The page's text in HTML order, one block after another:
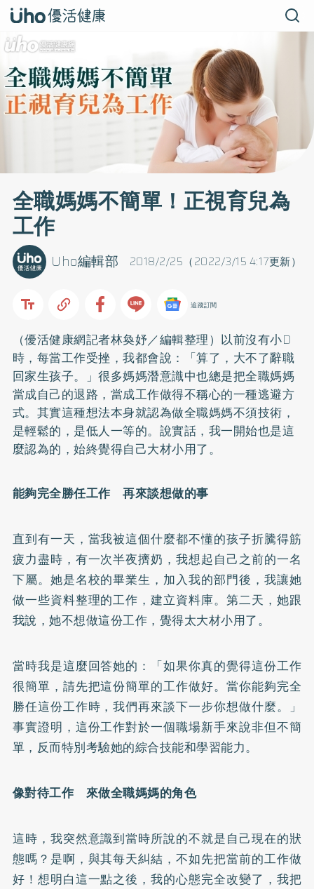
全職媽媽不簡單！正視育兒為
工作
2018/2/25（2022/3/15 4:17更新）
Uho編輯部
追蹤訂閱
（優活健康網記者林奐妤／編輯整理）以前沒有小D
時，每當工作受挫，我都會說：「算了，大不了辭職
回家生孩子。」很多媽媽潛意識中也總是把全職媽媽
當成自己的退路，當成工作做得不稱心的一種逃避方
式。其實這種想法本身就認為做全職媽媽不須技術，
是輕鬆的，是低人一等的。說實話，我一開始也是這
麼認為的，始終覺得自己大材小用了。
能夠完全勝任工作 再來談想做的事
直到有一天，當我被這個什麼都不懂的孩子折騰得筋
疲力盡時，有一次半夜擠奶，我想起自己之前的一名
下屬。她是名校的畢業生，加入我的部門後，我讓她
做一些資料整理的工作，建立資料庫。第二天，她跟
我說，她不想做這份工作，覺得太大材小用了。
當時我是這麼回答她的：「如果你真的覺得這份工作
很簡單，請先把這份簡單的工作做好。當你能夠完全
勝任這份工作時，我們再來談下一步你想做什麼。」
事實證明，這份工作對於一個職場新手來說非但不簡
單，反而特別考驗她的綜合技能和學習能力。
像對待工作 來做全職媽媽的角色
這時，我突然意識到當時所說的不就是自己現在的狀
態嗎？是啊，與其每天糾結，不如先把當前的工作做
好！想明白這一點之後，我的心態完全改變了，我把